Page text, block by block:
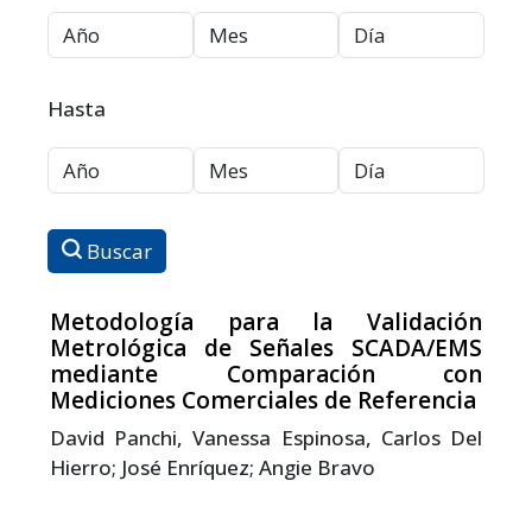
Hasta
Buscar
Metodología para la Validación
Metrológica de Señales SCADA/EMS
mediante Comparación con
Mediciones Comerciales de Referencia
David Panchi, Vanessa Espinosa, Carlos Del
Hierro; José Enríquez; Angie Bravo